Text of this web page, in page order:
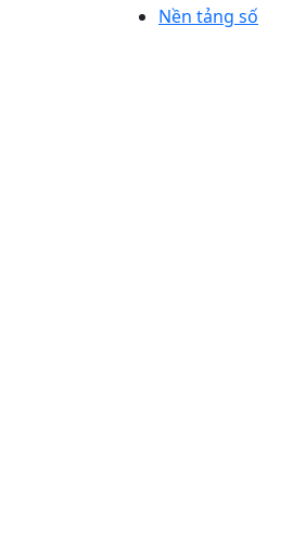
Nền tảng số